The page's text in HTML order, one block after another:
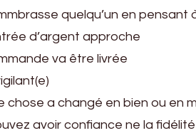
quelqu’un en pensant
d’argent approche
va être livrée
chose a changé en bien ou en
avoir confiance ne la